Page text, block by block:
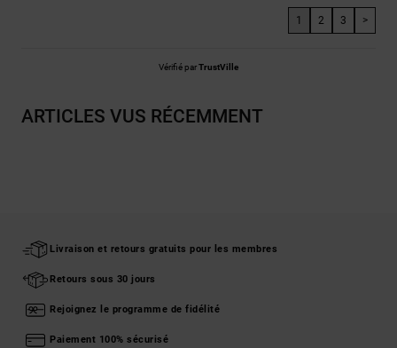
1 2 3 >
Vérifié parTrustVille
ARTICLES VUS RÉCEMMENT
Livraison et retours gratuits pour les membres
Retours sous 30 jours
Rejoignez le programme de fidélité
Paiement 100% sécurisé